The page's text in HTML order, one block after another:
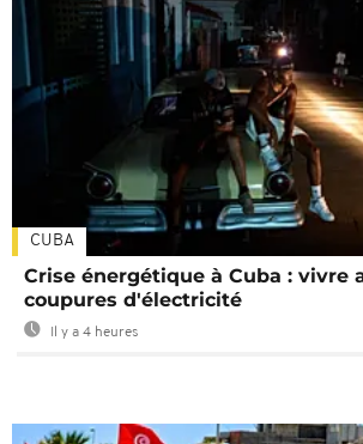
CUBA
Crise énergétique à Cuba : vivre
coupures d'électricité
Il y a 4 heures